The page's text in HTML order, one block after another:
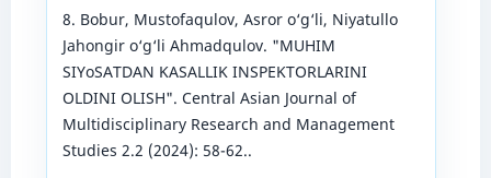
8. Bobur, Mustofaqulov, Asror o‘g‘li, Niyatullo
Jahongir o‘g‘li Ahmadqulov. "MUHIM
SIYoSATDAN KASALLIK INSPEKTORLARINI
OLDINI OLISH". Central Asian Journal of
Multidisciplinary Research and Management
Studies 2.2 (2024): 58-62..